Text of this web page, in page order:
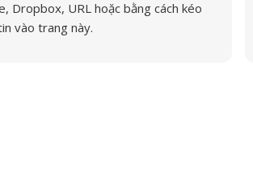
Dropbox, URL hoặc bằng cách kéo
vào trang này.